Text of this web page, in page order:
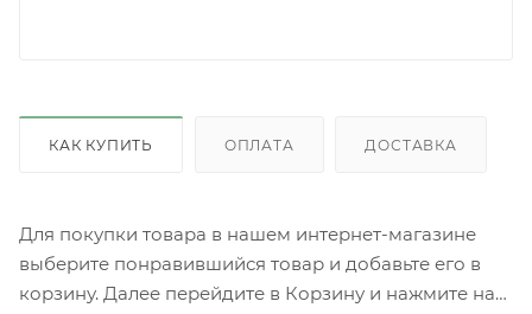
КАК КУПИТЬ ОПЛАТА ДОСТАВКА
Для покупки товара в нашем интернет-магазине
выберите понравившийся товар и добавьте его в
корзину. Далее перейдите в Корзину и нажмите на